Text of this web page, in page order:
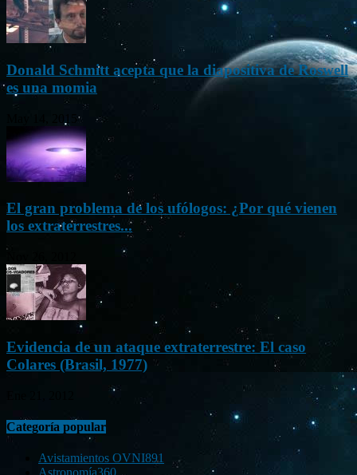
Donald Schmitt acepta que la diapositiva de Roswell
es una momia
El gran problema de los ufólogos: ¿Por qué vienen
los extraterrestres...
Evidencia de un ataque extraterrestre: El caso
Colares (Brasil, 1977)
Categoría popular
Avistamientos OVNI891
Astronomía360